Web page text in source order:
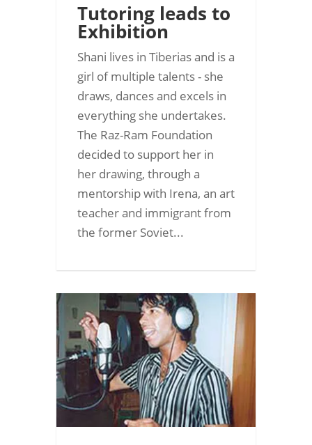
Tutoring leads to
Exhibition
Shani lives in Tiberias and is a
girl of multiple talents - she
draws, dances and excels in
everything she undertakes.
The Raz-Ram Foundation
decided to support her in
her drawing, through a
mentorship with Irena, an art
teacher and immigrant from
the former Soviet...